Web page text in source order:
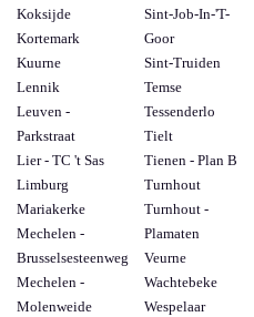
Koksijde
Kortemark
Kuurne
Lennik
Leuven -
Parkstraat
Lier - TC 't Sas
Limburg
Mariakerke
Mechelen -
Brusselsesteenweg
Mechelen -
Molenweide
Sint-Job-In-'T-
Goor
Sint-Truiden
Temse
Tessenderlo
Tielt
Tienen - Plan B
Turnhout
Turnhout -
Plamaten
Veurne
Wachtebeke
Wespelaar